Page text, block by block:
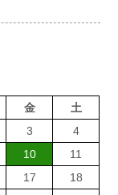
金 土
3
4
10
11
17
18